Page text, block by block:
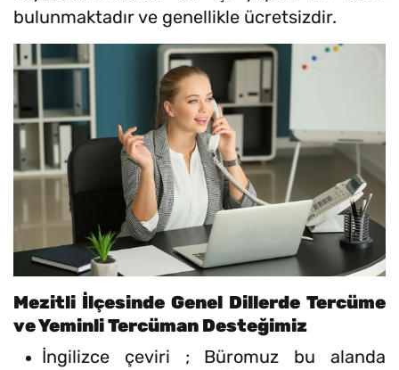
bulunmaktadır ve genellikle ücretsizdir.
Mezitli İlçesinde Genel Dillerde Tercüme
ve Yeminli Tercüman Desteğimiz
İngilizce çeviri ; Büromuz bu alanda